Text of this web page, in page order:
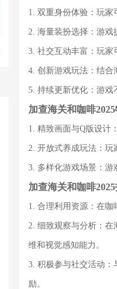
1. 双重身份体验：玩家
2. 海量装扮选择：游戏
3. 社交互动丰富：玩家
4. 创新游戏玩法：结合
5. 持续更新优化：游戏
加查海关和咖啡
1. 精致画面与Q版设计
2. 开放式养成玩法：玩
3. 多样化游戏场景：游
加查海关和咖啡
1. 合理利用资源：在咖
2. 细致观察与分析：在
维和视觉感知能力。
3. 积极参与社交活动：
励。